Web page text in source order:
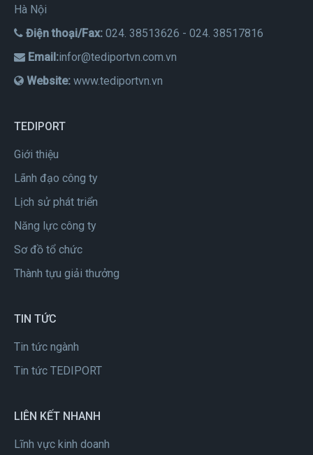
Hà Nội
Điện thoại/Fax: 024. 38513626 - 024. 38517816
Email:infor@tediportvn.com.vn
Website: www.tediportvn.vn
TEDIPORT
Giới thiệu
Lãnh đạo công ty
Lịch sử phát triển
Năng lực công ty
Sơ đồ tổ chức
Thành tựu giải thưởng
TIN TỨC
Tin tức ngành
Tin tức TEDIPORT
LIÊN KẾT NHANH
Lĩnh vực kinh doanh